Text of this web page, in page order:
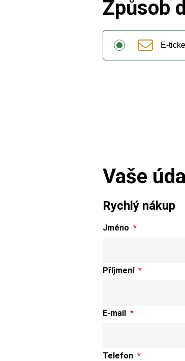
Způsob
E-
Vaše
Rychlý nákup
Jméno *
Příjmení *
E-mail *
Telefon *